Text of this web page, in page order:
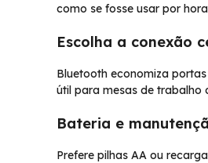
como se fosse usar por
Escolha a conexão
Bluetooth economiza
útil para mesas de trabalho
Bateria e
Prefere pilhas AA ou